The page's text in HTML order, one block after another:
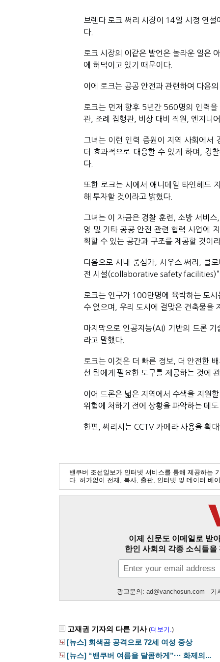
브렌다 로크 써리 시장이 14일 시정 연
다.
로크 시장의 이같은 발언은 놀라운 일은
에 허덕이고 있기 때문이다.
이에 로크는 공공 안전과 관련하여 다음
로크는 먼저 향후 5년간 560명의 인력
관, 조례 집행관, 비상 대비 직원, 엔지니
그녀는 이런 인력 증원이 지역 사회에서
더 효과적으로 대응할 수 있게 하며, 경
다.
또한 로크는 시에서 애니데일 타인헤드
해 투자할 것이라고 밝혔다.
그녀는 이 자금은 경찰 훈련, 소방 서비
영 및 기타 공공 안전 관련 협력 사업에
획할 수 있는 공간과 구조를 제공할 것이
다음으로 시내 중심가, 사우스 써리, 클
전 시설(collaborative safety facilities)
로크는 인구가 100만명에 육박하는 도
수 없으며, 우리 도시에 걸맞은 건축물을
마지막으로 인공지능(AI) 기반의 드론 기
라고 말했다.
로크는 이것은 더 빠른 정보, 더 안전한
선 팀에게 필요한 도구를 제공하는 것에
이어 드론은 넓은 지역에서 수색을 지원
위험에 처하기 전에 상황을 파악하는 데
한편, 써리시는 CCTV 카메라 사용을 확
밴쿠버 조선일보가 인터넷 서비스를 통해 제공하는
다. 허가없이 전재, 복사, 출판, 인터넷 및 데이터 베
이제 신문도 이메일로 받
한인 사회의 각종 소식들
광고문의: ad@vanchosun.com 기
고재권 기자의 다른 기사 (더보기.)
[뉴스] 회색곰 공격으로 72세 여성 중상
[뉴스] “밴쿠버 여름을 달콤하게”··· 화제의...